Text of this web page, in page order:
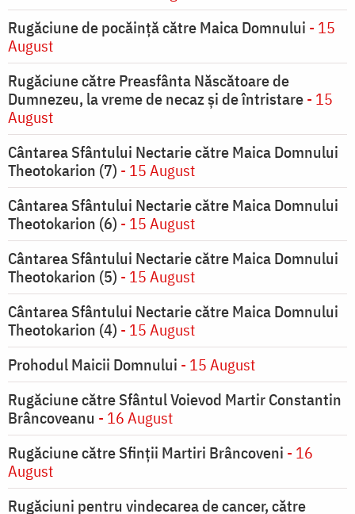
Rugăciune de pocăinţă către Maica Domnului - 15
August
Rugăciune către Preasfânta Născătoare de
Dumnezeu, la vreme de necaz şi de întristare- 15
August
Cântarea Sfântului Nectarie către Maica Domnului
Theotokarion (7) - 15 August
Cântarea Sfântului Nectarie către Maica Domnului
Theotokarion (6) - 15 August
Cântarea Sfântului Nectarie către Maica Domnului
Theotokarion (5) - 15 August
Cântarea Sfântului Nectarie către Maica Domnului
Theotokarion (4) - 15 August
Prohodul Maicii Domnului - 15 August
Rugăciune către Sfântul Voievod Martir Constantin
Brâncoveanu - 16 August
Rugăciune către Sfinții Martiri Brâncoveni - 16
August
Rugăciuni pentru vindecarea de cancer, către